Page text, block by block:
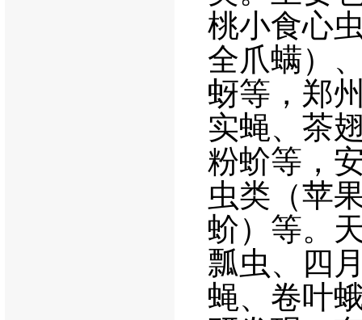
桃小食心
全爪螨）
蚜等，郑
实蝇、茶
粉蚧等，
虫类（苹
蚧）等。
瓢虫、四
蝇、卷叶